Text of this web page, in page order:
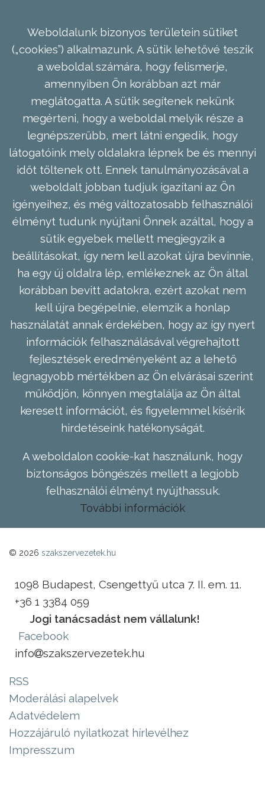
Weboldalunk bizonyos területein sütiket
(„cookies”) alkalmazunk. A sütik lehetővé teszik
a weboldal számára, hogy felismerje,
amennyiben Ön korábban azt már
meglátogatta. A sütik segítenek nekünk
megérteni, hogy a weboldal melyik része a
legnépszerűbb, mert látni engedik, hogy
látogatóink mely oldalakra lépnek be és mennyi
időt töltenek ott. Ennek tanulmányozásával a
weboldalt jobban tudjuk igazítani az Ön
igényeihez, és még változatosabb felhasználói
élményt tudunk nyújtani Önnek azáltal, hogy a
sütik egyebek mellett megjegyzik a
beállításokat, így nem kell azokat újra bevinnie,
ha egy új oldalra lép, emlékeznek az Ön által
korábban bevitt adatokra, ezért azokat nem
kell újra begépelnie, elemzik a honlap
használatát annak érdekében, hogy az így nyert
információk felhasználásával végrehajtott
fejlesztések eredményeként az a lehető
legnagyobb mértékben az Ön elvárásai szerint
működjön, könnyen megtalálja az Ön által
keresett információt, és figyelemmel kísérik
hirdetéseink hatékonyságát.
A weboldalon cookie-kat használunk, hogy
biztonságos böngészés mellett a legjobb
felhasználói élményt nyújthassuk.
További információk
© 2026 szakszervezetek.hu
1098 Budapest, Csengettyű utca 7. II. em. 11.
+36 1 3384 059
Jogi tanácsadást nem vállalunk!
Facebook
info
szakszervezetek.hu
RSS
Moderálási alapelvek
Adatvédelem
Hozzájáruló nyilatkozat hírlevélhez
Impresszum